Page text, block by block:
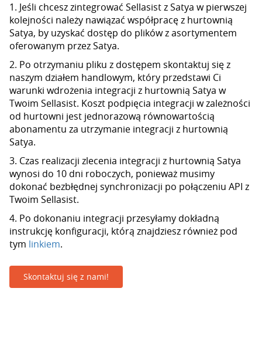
1. Jeśli chcesz zintegrować Sellasist z Satya w pierwszej
kolejności należy nawiązać współpracę z hurtownią
Satya, by uzyskać dostęp do plików z asortymentem
oferowanym przez Satya.
2. Po otrzymaniu pliku z dostępem skontaktuj się z
naszym działem handlowym, który przedstawi Ci
warunki wdrożenia integracji z hurtownią Satya w
Twoim Sellasist. Koszt podpięcia integracji w zależności
od hurtowni jest jednorazową równowartością
abonamentu za utrzymanie integracji z hurtownią
Satya.
3. Czas realizacji zlecenia integracji z hurtownią Satya
wynosi do 10 dni roboczych, ponieważ musimy
dokonać bezbłędnej synchronizacji po połączeniu API z
Twoim Sellasist.
4. Po dokonaniu integracji przesyłamy dokładną
instrukcję konfiguracji, którą znajdziesz również pod
tym linkiem.
Skontaktuj się z nami!